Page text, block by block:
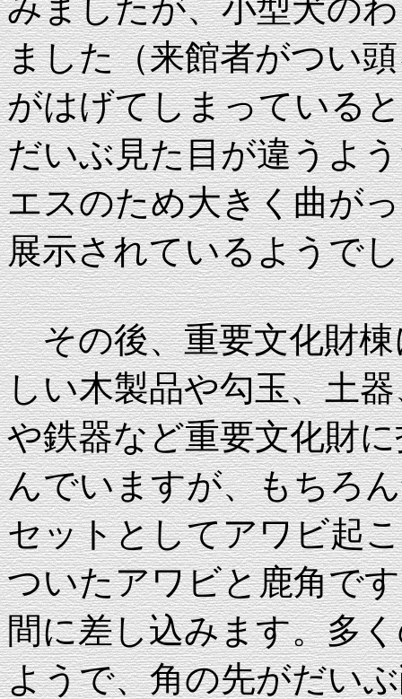
みましたが、小型犬の
ました（来館者がつい
がはげてしまっている
だいぶ見た目が違うよ
エスのため大きく曲が
展示されているようで
その後、重要文化財棟
しい木製品や勾玉、土
や鉄器など重要文化財
んでいますが、もちろ
セットとしてアワビ起
ついたアワビと鹿角で
間に差し込みます。多
ようで、角の先がだい